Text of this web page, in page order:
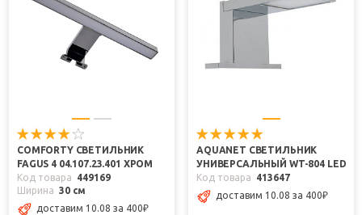
COMFORTY СВЕТИЛЬНИК
FAGUS 4 04.107.23.401 ХРОМ
Код товара
449169
Ширина 30 см
доставим 10.08 за 400₽
AQUANET СВЕТИЛЬНИК
УНИВЕРСАЛЬНЫЙ WT-804 LED
Код товара
413647
доставим 10.08 за 400₽